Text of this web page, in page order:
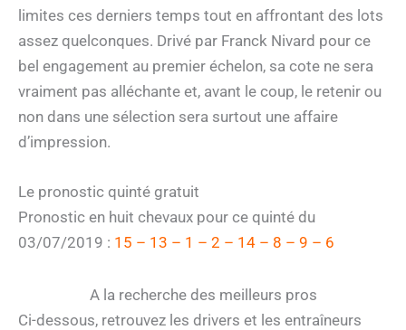
limites ces derniers temps tout en affrontant des lots
assez quelconques. Drivé par Franck Nivard pour ce
bel engagement au premier échelon, sa cote ne sera
vraiment pas alléchante et, avant le coup, le retenir ou
non dans une sélection sera surtout une affaire
d’impression.
Le pronostic quinté gratuit
Pronostic en huit chevaux pour ce quinté du
03/07/2019 : 15 – 13 – 1 – 2 – 14 – 8 – 9 – 6
A la recherche des meilleurs pros
Ci-dessous, retrouvez les drivers et les entraîneurs